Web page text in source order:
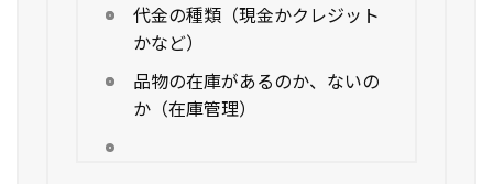
代金の種類（現金かクレジット
かなど）
品物の在庫があるのか、ないの
か（在庫管理）